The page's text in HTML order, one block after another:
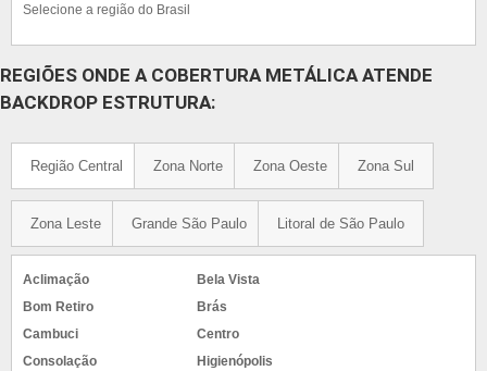
Selecione a região do Brasil
REGIÕES ONDE A COBERTURA METÁLICA ATENDE
BACKDROP ESTRUTURA:
Região Central Zona Norte Zona Oeste Zona Sul
Zona Leste Grande São Paulo Litoral de São Paulo
Aclimação
Bela Vista
Bom Retiro
Brás
Cambuci
Centro
Consolação
Higienópolis